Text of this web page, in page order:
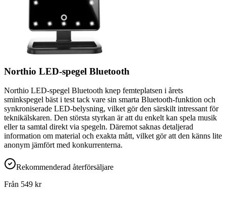
Northio LED-spegel Bluetooth
Northio LED-spegel Bluetooth knep femteplatsen i årets
sminkspegel bäst i test tack vare sin smarta Bluetooth-funktion och
synkroniserade LED-belysning, vilket gör den särskilt intressant för
teknikälskaren. Den största styrkan är att du enkelt kan spela musik
eller ta samtal direkt via spegeln. Däremot saknas detaljerad
information om material och exakta mått, vilket gör att den känns lite
anonym jämfört med konkurrenterna.
Rekommenderad återförsäljare
Från 549 kr